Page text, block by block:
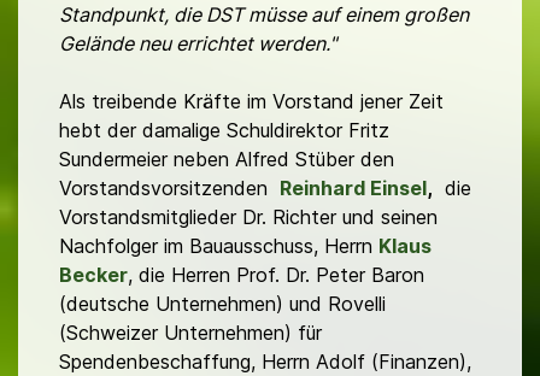
Standpunkt, die DST müsse auf einem großen
Gelände neu errichtet werden."
Als treibende Kräfte im Vorstand jener Zeit
hebt der damalige Schuldirektor Fritz
Sundermeier neben Alfred Stüber den
Vorstandsvorsitzenden Reinhard Einsel, die
Vorstandsmitglieder Dr. Richter und seinen
Nachfolger im Bauausschuss, Herrn Klaus
Becker, die Herren Prof. Dr. Peter Baron
(deutsche Unternehmen) und Rovelli
(Schweizer Unternehmen) für
Spendenbeschaffung, Herrn Adolf (Finanzen),